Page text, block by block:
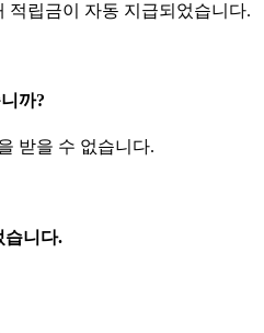
립금이 자동 지급되었습니다.
까?
받을 수 없습니다.
습니다.